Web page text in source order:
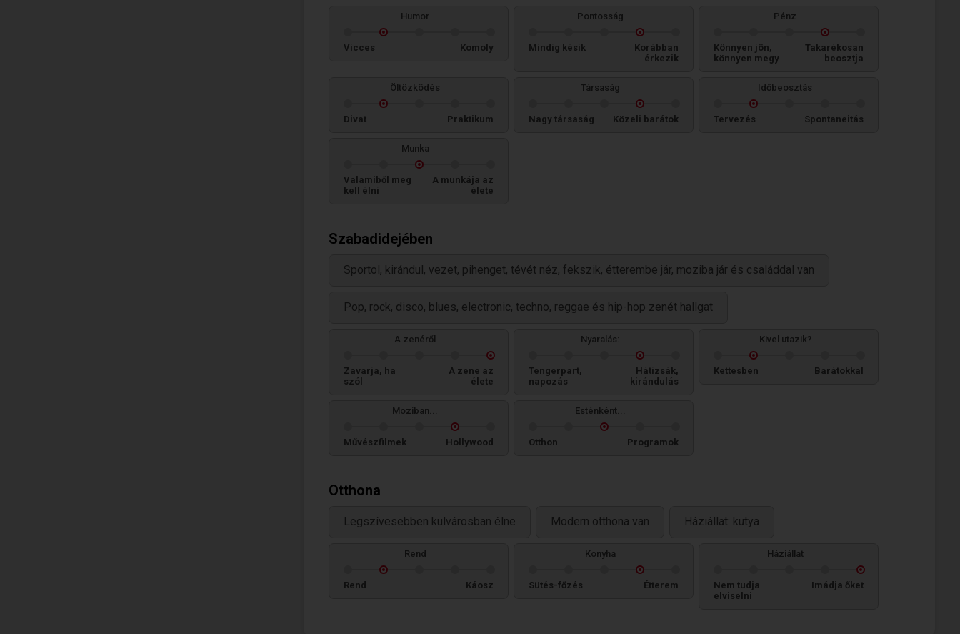
Humor
Vicces Komoly
Pontosság
Mindig késik
Korábban
érkezik
Pénz
Könnyen jön,
könnyen megy
Takarékosan
beosztja
Öltözködés
Divat Praktikum
Társaság
Nagy társaság Közeli barátok
Időbeosztás
Tervezés Spontaneitás
Munka
Valamiből meg
kell élni
A munkája az
élete
Szabadidejében
Sportol, kirándul, vezet, pihenget, tévét néz, fekszik, étterembe jár, moziba jár és családdal van
Pop, rock, disco, blues, electronic, techno, reggae és hip-hop zenét hallgat
A zenéről
Zavarja, ha
szól
A zene az
élete
Nyaralás:
Tengerpart,
napozás
Hátizsák,
kirándulás
Kivel utazik?
Kettesben Barátokkal
Moziban...
Művészfilmek Hollywood
Esténként...
Otthon Programok
Otthona
Legszívesebben külvárosban élne Modern otthona van Háziállat: kutya
Rend
Rend Káosz
Konyha
Sütés-főzés Étterem
Háziállat
Nem tudja
elviselni
Imádja őket